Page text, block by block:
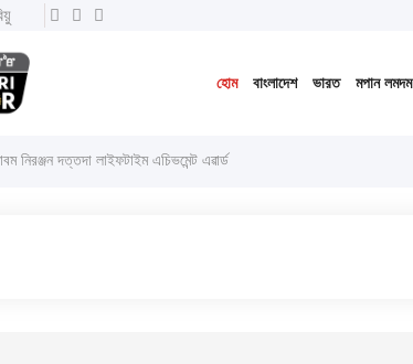
হোম বাংলাদেশ ভারত মপান লমদম
নিরঞ্জন দত্তদা লাইফটাইম এচিভমেন্ট এৱার্ড
হেরামনিগী '' অতিয়াগী তেলেঙ্গা '' ফোঙখ্রে